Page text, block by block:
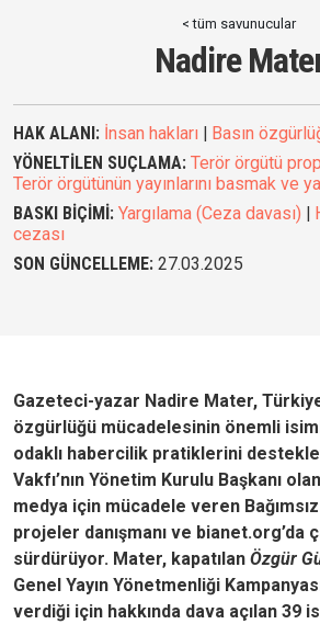
< tüm savunucular
Nadire
HAK ALANI: İnsan hakları
Basın
YÖNELTİLEN SUÇLAMA: Terör örgütü
Terör örgütünün yayınlarını basmak ve
BASKI BİÇİMİ: Yargılama (Ceza davası)
cezası
SON GÜNCELLEME: 27.03.2025
Gazeteci-yazar Nadire Mater,
özgürlüğü mücadelesinin önemli
odaklı habercilik pratiklerini
Vakfı’nın Yönetim Kurulu Başkanı
medya için mücadele veren
projeler danışmanı ve bianet.org’da
sürdürüyor. Mater, kapatılan Özgür
Genel Yayın Yönetmenliği
verdiği için hakkında dava açılan 39